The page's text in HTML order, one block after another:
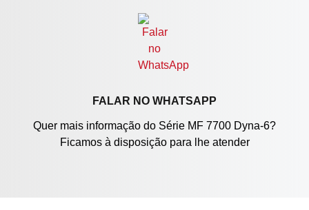
FALAR NO WHATSAPP
Quer mais informação do Série MF 7700 Dyna-6?
Ficamos à disposição para lhe atender